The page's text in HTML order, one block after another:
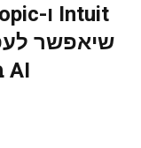
שיאפשר
AI בהתאמה אישית